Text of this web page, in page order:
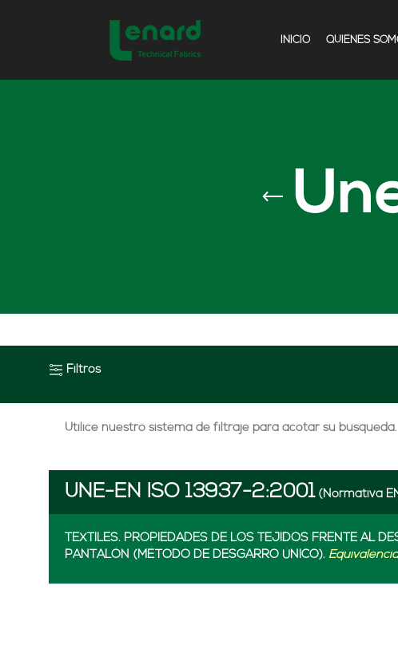
INICIO QUIÉNES
Filtros
Utilice nuestro sistema de filtraje para acotar su búsqueda.
UNE-EN ISO 13937-2:2001 (Normativa
TEXTILES. PROPIEDADES DE LOS TEJIDOS FRENTE AL
PANTALÓN (MÉTODO DE DESGARRO ÚNICO).